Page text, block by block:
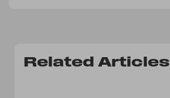
Related Articles